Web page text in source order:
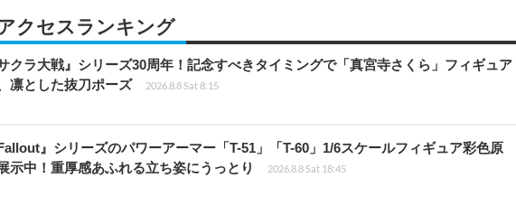
クセスランキング
サクラ大戦』シリーズ30周年！記念すべきタイミングで「真宮寺さくら」フィギュア
凛とした抜刀ポーズ
2026.8.8 Sat 8:15
Fallout』シリーズのパワーアーマー「T-51」「T-60」1/6スケールフィギュア彩色原
示中！重厚感あふれる立ち姿にうっとり
2026.8.8 Sat 18:45